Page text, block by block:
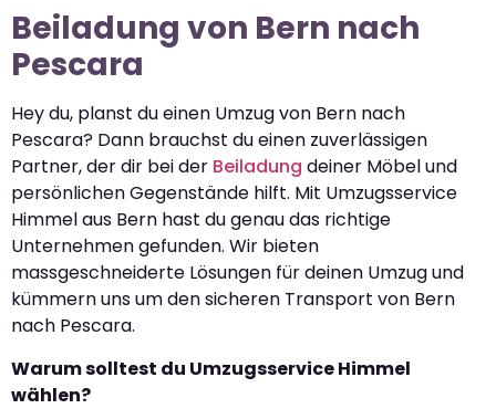
Beiladung von Bern nach
Pescara
Hey du, planst du einen Umzug von Bern nach
Pescara? Dann brauchst du einen zuverlässigen
Partner, der dir bei der Beiladung deiner Möbel und
persönlichen Gegenstände hilft. Mit Umzugsservice
Himmel aus Bern hast du genau das richtige
Unternehmen gefunden. Wir bieten
massgeschneiderte Lösungen für deinen Umzug und
kümmern uns um den sicheren Transport von Bern
nach Pescara.
Warum solltest du Umzugsservice Himmel
wählen?